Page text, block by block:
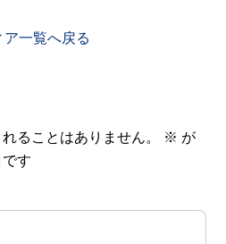
ア一覧へ戻る
ることはありません。 ※ が
す